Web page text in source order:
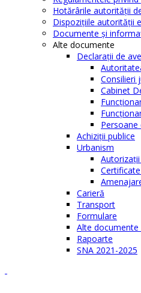
Hotărârile autorităţii
Dispoziţiile autorităţii
Documente şi
Alte documente
Declaraţii de
Consilieri
Cabinet
Achiziţii publice
Urbanism
Carieră
Transport
Formulare
Alte documente
Rapoarte
SNA 2021-2025